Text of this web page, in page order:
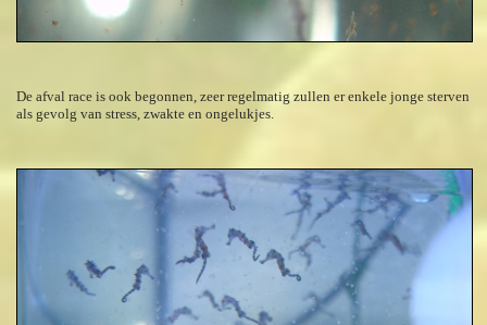
De afval race is ook begonnen, zeer regelmatig zullen er enkele jonge sterven
als gevolg van stress, zwakte en ongelukjes.